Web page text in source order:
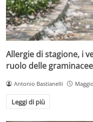
Allergie di stagione, i
ruolo delle graminacee
Antonio Bastianelli
Leggi di più